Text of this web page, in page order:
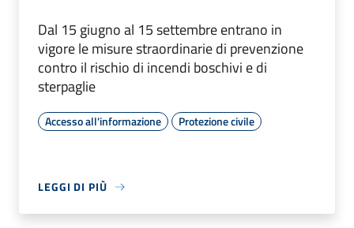
Dal 15 giugno al 15 settembre entrano in
vigore le misure straordinarie di prevenzione
contro il rischio di incendi boschivi e di
sterpaglie
Accesso all'informazione Protezione civile
LEGGI DI PIÙ